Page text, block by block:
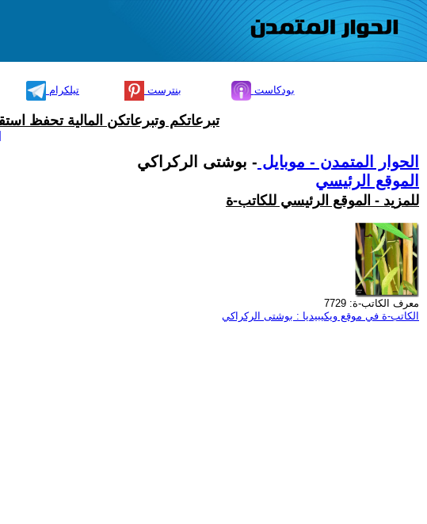
تيلكرام بنترست بودكاست
تبرعاتكم وتبرعاتكن المالية تحفظ
الحوار المتمدن - موبايل - بوشتى الركراكي
الموقع الرئيسي
للمزيد - الموقع الرئيسي للكاتب-ة
معرف الكاتب-ة: 7729
الكاتب-ة في موقع ويكيبيديا : بوشتى الركراكي